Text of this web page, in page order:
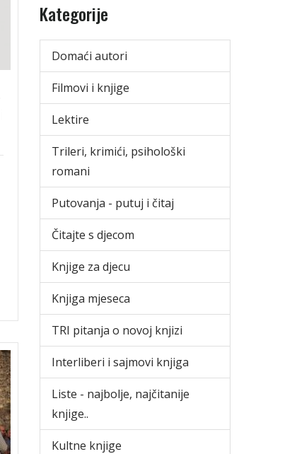
Kategorije
Domaći autori
Filmovi i knjige
Lektire
Trileri, krimići, psihološki
romani
Putovanja - putuj i čitaj
Čitajte s djecom
Knjige za djecu
Knjiga mjeseca
TRI pitanja o novoj knjizi
Interliberi i sajmovi knjiga
Liste - najbolje, najčitanije
knjige..
Kultne knjige